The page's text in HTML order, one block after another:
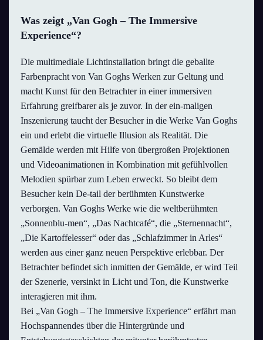
Was zeigt „Van Gogh – The Immersive
Experience“?
Die multimediale Lichtinstallation bringt die geballte
Farbenpracht von Van Goghs Werken zur Geltung und
macht Kunst für den Betrachter in einer immersiven
Erfahrung greifbarer als je zuvor. In der ein-maligen
Inszenierung taucht der Besucher in die Werke Van Goghs
ein und erlebt die virtuelle Illusion als Realität. Die
Gemälde werden mit Hilfe von übergroßen Projektionen
und Videoanimationen in Kombination mit gefühlvollen
Melodien spürbar zum Leben erweckt. So bleibt dem
Besucher kein De-tail der berühmten Kunstwerke
verborgen. Van Goghs Werke wie die weltberühmten
„Sonnenblu-men“, „Das Nachtcafé“, die „Sternennacht“,
„Die Kartoffelesser“ oder das „Schlafzimmer in Arles“
werden aus einer ganz neuen Perspektive erlebbar. Der
Betrachter befindet sich inmitten der Gemälde, er wird Teil
der Szenerie, versinkt in Licht und Ton, die Kunstwerke
interagieren mit ihm.
Bei „Van Gogh – The Immersive Experience“ erfährt man
Hochspannendes über die Hintergründe und